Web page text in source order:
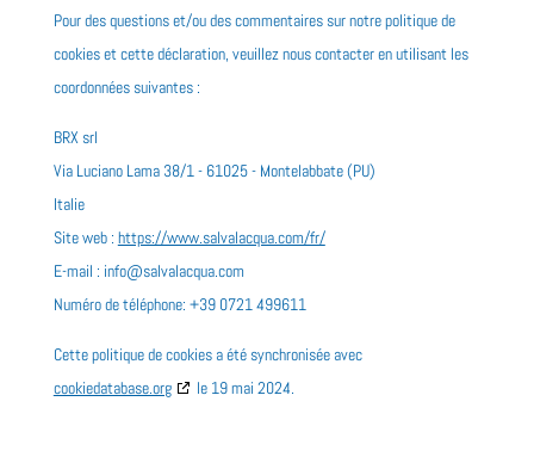
Pour des questions et/ou des commentaires sur notre politique de
cookies et cette déclaration, veuillez nous contacter en utilisant les
coordonnées suivantes :
BRX srl
Via Luciano Lama 38/1 - 61025 - Montelabbate (PU)
Italie
Site web : https://www.salvalacqua.com/fr/
E-mail : info@salvalacqua.com
Numéro de téléphone: +39 0721 499611
Cette politique de cookies a été synchronisée avec
cookiedatabase.org
le 19 mai 2024.